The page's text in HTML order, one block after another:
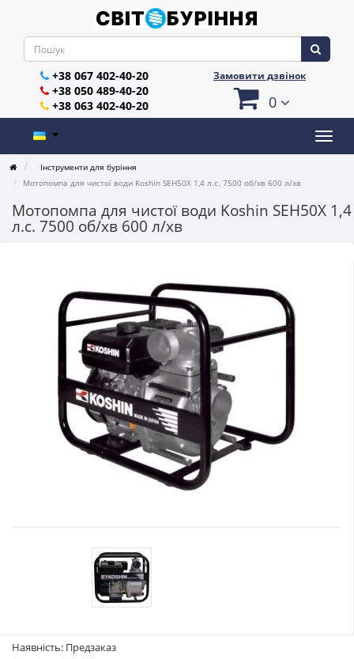
+38 067 402-40-20
+38 050 489-40-20
+38 063 402-40-20
Замовити дзвінок
0
Інструменти для буріння
Мотопомпа для чистої води Koshin SEH50X 1,4 л.с. 7500 об/хв 600 л/хв
Мотопомпа для чистої води Koshin SEH50X 1,4
л.с. 7500 об/хв 600 л/хв
Наявність: Предзаказ